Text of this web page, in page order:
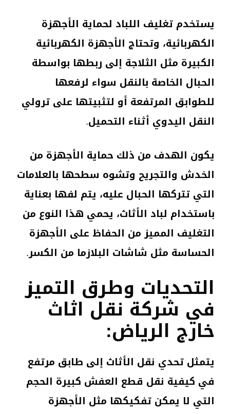
يستخدم تغليف اللباد لحماية الأجهزة
الكهربائية، وتحتاج الأجهزة الكهربائية
الكبيرة مثل الثلاجة إلى ربطها بواسطة
الحبال الخاصة بالنقل سواء لرفعها
للطوابق المرتفعة أو لتثبيتها على ترولي
النقل اليدوي أثناء التحميل.
يكون الهدف من ذلك حماية الأجهزة من
الخدش والتجريح وتشوه سطحها بالعلامات
التي تتركها الحبال عليه، يتم لفها بعناية
باستخدام لباد الأثاث، يحمي هذا النوع من
التغليف المميز من الحفاظ على الأجهزة
الحساسة مثل شاشات البلازما من الكسر.
التحديات وطرق التميز
في شركة نقل اثاث
خارج الرياض:
يتمثل تحدي نقل الأثاث إلى طابق مرتفع
في كيفية نقل قطع العفش كبيرة الحجم
التي لا يمكن تفكيكها مثل الأجهزة